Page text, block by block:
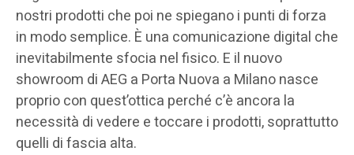
nostri prodotti che poi ne spiegano i punti di forza
in modo semplice. È una comunicazione digital che
inevitabilmente sfocia nel fisico. E il nuovo
showroom di AEG a Porta Nuova a Milano nasce
proprio con quest’ottica perché c’è ancora la
necessità di vedere e toccare i prodotti, soprattutto
quelli di fascia alta.